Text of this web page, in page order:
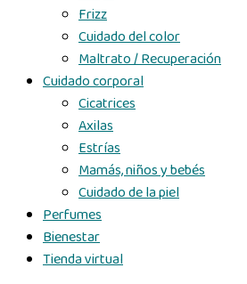
Frizz
Cuidado del color
Maltrato / Recuperación
Cuidado corporal
Cicatrices
Axilas
Estrías
Mamás, niños y bebés
Cuidado de la piel
Perfumes
Bienestar
Tienda virtual